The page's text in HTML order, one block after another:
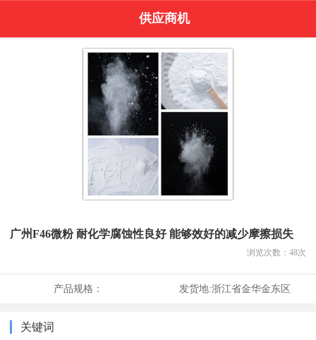
供应商机
广州F46微粉 耐化学腐蚀性良好 能够效好的减少摩擦损失
浏览次数： 48次
产品规格： 发货地:浙江省金华金东区
关键词